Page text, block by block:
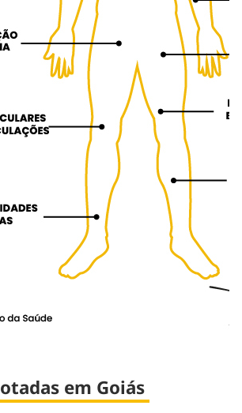
em Goiás